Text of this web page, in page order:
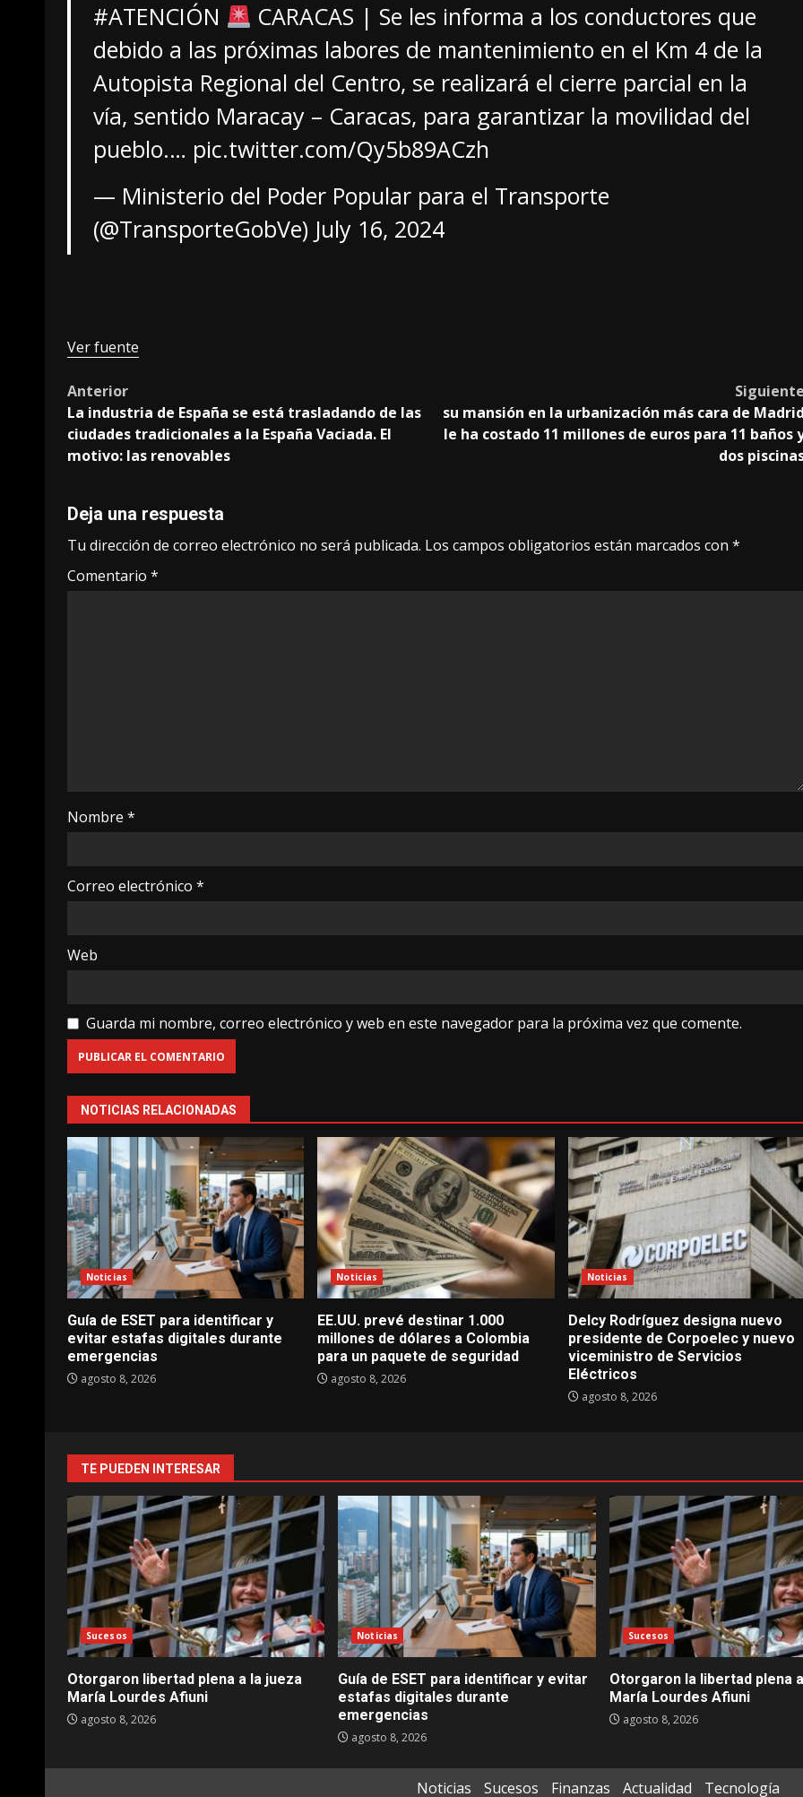
#ATENCIÓN
CARACAS | Se les informa a los conductores que
debido a las próximas labores de mantenimiento en el Km 4 de la
Autopista Regional del Centro, se realizará el cierre parcial en la
vía, sentido Maracay – Caracas, para garantizar la movilidad del
pueblo.… pic.twitter.com/Qy5b89ACzh
— Ministerio del Poder Popular para el Transporte
(@TransporteGobVe) July 16, 2024
Ver fuente
Post
navigation
Anterior
La industria de España se está trasladando de las
ciudades tradicionales a la España Vaciada. El
motivo: las renovables
Siguiente
su mansión en la urbanización más cara de Madrid
le ha costado 11 millones de euros para 11 baños
dos
Deja una respuesta
Tu dirección de correo electrónico no será publicada. Los campos obligatorios están marcados con *
Comentario *
Nombre *
Correo electrónico *
Web
Guarda mi nombre, correo electrónico y web en este navegador para la próxima vez que comente.
NOTICIAS RELACIONADAS
Noticias
Guía de ESET para identificar y
evitar estafas digitales durante
emergencias
agosto 8, 2026
Noticias
EE.UU. prevé destinar 1.000
millones de dólares a Colombia
para un paquete de seguridad
agosto 8, 2026
Noticias
Delcy Rodríguez designa nuevo
presidente de Corpoelec y nuevo
viceministro de Servicios
Eléctricos
agosto 8, 2026
TE PUEDEN INTERESAR
Sucesos
Otorgaron libertad plena a la jueza
María Lourdes Afiuni
agosto 8, 2026
Noticias
Guía de ESET para identificar y evitar
estafas digitales durante
emergencias
agosto 8, 2026
Sucesos
Otorgaron la libertad plena
María Lourdes Afiuni
agosto 8, 2026
Noticias Sucesos Finanzas Actualidad Tecnología